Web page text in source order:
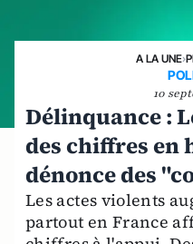
A LA UNE›
10
Délinquance :
des chiffres en
dénonce des
Les actes violents
partout en France